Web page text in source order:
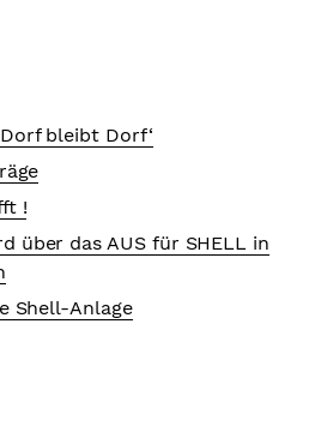
bleibt Dorf‘
!
über das AUS für SHELL in
Shell-Anlage